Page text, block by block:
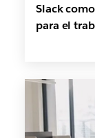
Slack
para el